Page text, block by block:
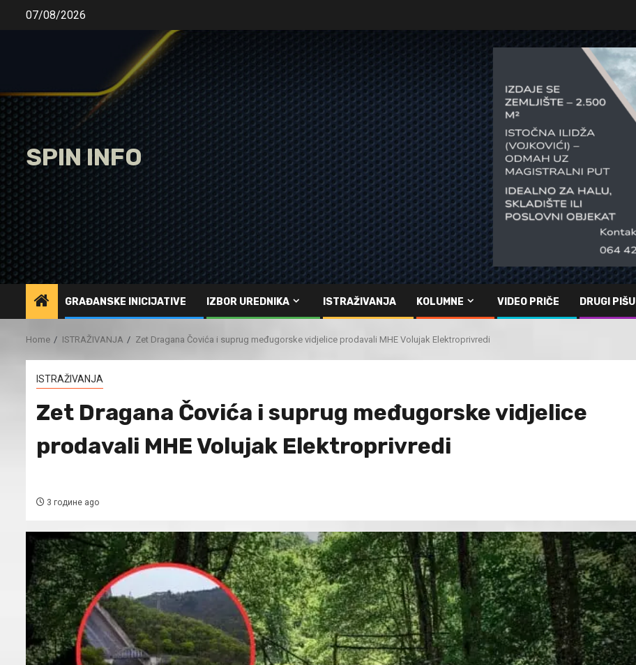
07/08/2026
SPIN INFO
GRAĐANSKE INICIJATIVE IZBOR UREDNIKA ISTRAŽIVANJA KOLUMNE VIDEO PRIČE DRUGI PIŠU
Home ISTRAŽIVANJA Zet Dragana Čovića i suprug međugorske vidjelice prodavali MHE Volujak Elektroprivredi
ISTRAŽIVANJA
Zet Dragana Čovića i suprug međugorske vidjelice
prodavali MHE Volujak Elektroprivredi
3 године ago